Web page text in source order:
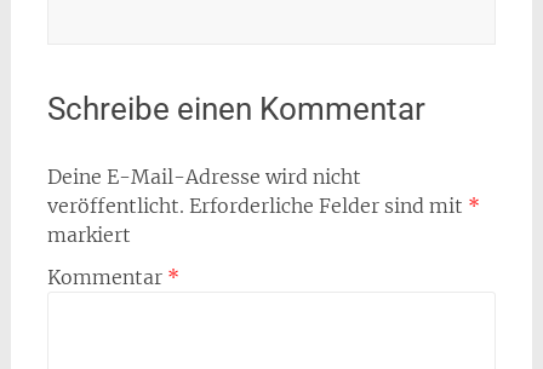
Schreibe einen Kommentar
Deine E-Mail-Adresse wird nicht
veröffentlicht. Erforderliche Felder sind mit *
markiert
Kommentar *